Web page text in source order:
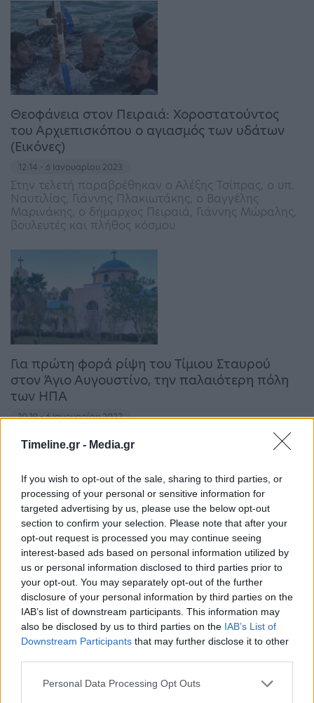
Timeline.gr - Media.gr
If you wish to opt-out of the sale, sharing to third parties, or
processing of your personal or sensitive information for
targeted advertising by us, please use the below opt-out
section to confirm your selection. Please note that after your
opt-out request is processed you may continue seeing
interest-based ads based on personal information utilized by
us or personal information disclosed to third parties prior to
your opt-out. You may separately opt-out of the further
disclosure of your personal information by third parties on the
IAB’s list of downstream participants. This information may
also be disclosed by us to third parties on the IAB’s List of
Downstream Participants that may further disclose it to other
Personal Data Processing Opt Outs
Θεοφάνεια στον Πειραιά: Χοροστατούντος
του Αρχιεπισκόπου ο αγιασμός των υδάτων
(Εικόνες)
12:14 - 6 Ιανουαρίου 2023
Στην τελετή παραβρέθηκαν ο Αλέξης Τσίπρας, ο υπ.
Ναυτιλίας, Γιάννης Πλακιωτάκης, ο Βαγγέλης
Μαρινάκης, ο δήμαρχος Πειραιά, Γιάννης Μώραλης,
βουλευτές και πλήθος κόσμου
Για πρώτη φορά ρίψη του Τίμιου Σταυρού
στον Άγιο Αυγουστίνο, την παλαιότερη πόλη
των ΗΠΑ
10:19 - 6 Ιανουαρίου 2022
Η ρίψη του Τίμιου Σταυρού από το πλέον κεντρικό
σημείο της πόλης, τη Γέφυρα των Λεόντων
Αγιασμός στα σχολεία: Θα γίνει μετά τις 11
στις 14 Σεπτεμβρίου
14:23 - 3 Σεπτεμβρίου 2020
Μετά τις 11 θα γίνει ο Αγιασμός στα σχολεία. Άμεσα
αγιασμό στα σχολεία, καθώς η έναρξη της σχολικής
χρονιάς στις 14 Σεπτεμβρίου συμπίπτει με την εορτή